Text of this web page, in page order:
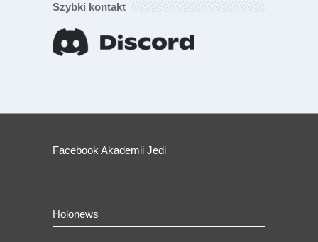
Szybki kontakt
Facebook Akademii Jedi
Holonews